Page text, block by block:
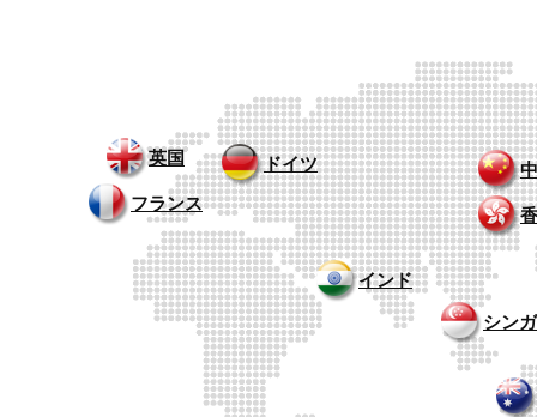
シン
インド
英国
ドイツ
フランス